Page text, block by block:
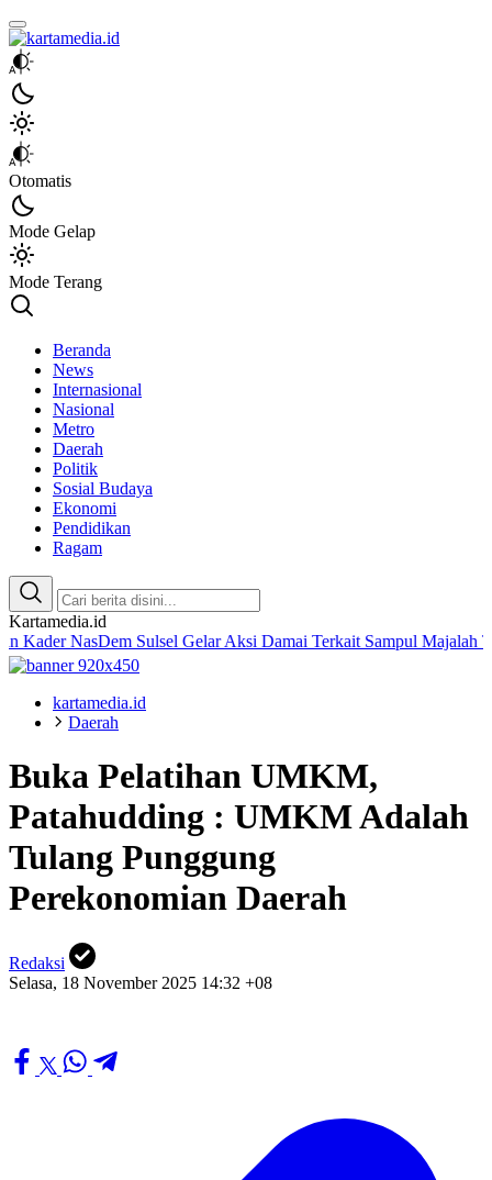
kartamedia.id
Jujur Mengabari
Otomatis
Mode Gelap
Mode Terang
Beranda
News
Internasional
Nasional
Metro
Daerah
Politik
Sosial Budaya
Ekonomi
Pendidikan
Ragam
Kartamedia.id
NasDem Sulsel Gelar Aksi Damai Terkait Sampul Majalah Tempo
kartamedia.id
Daerah
Buka Pelatihan UMKM,
Patahudding : UMKM Adalah
Tulang Punggung
Perekonomian Daerah
Redaksi
Selasa, 18 November 2025 14:32 +08